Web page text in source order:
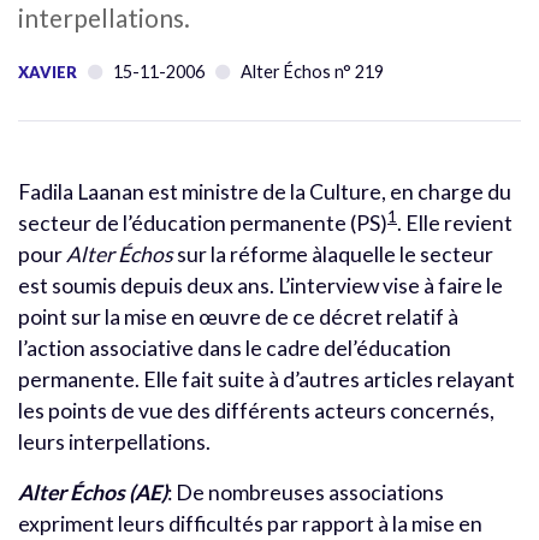
interpellations.
XAVIER 15-11-2006 Alter Échos n° 219
Fadila Laanan est ministre de la Culture, en charge du
secteur de l’éducation permanente (PS)1. Elle revient
pourAlter Échossur la réforme àlaquelle le secteur
est soumis depuis deux ans. L’interview vise à faire le
point sur la mise en œuvre de ce décret relatif à
l’action associative dans le cadre del’éducation
permanente. Elle fait suite à d’autres articles relayant
les points de vue des différents acteurs concernés,
leurs interpellations.
Alter Échos (AE): De nombreuses associations
expriment leurs difficultés par rapport à la mise en